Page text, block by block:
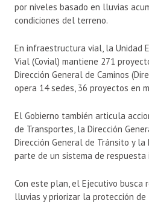
por niveles basado en lluvias
condiciones del terreno.
En infraestructura vial, la Unidad
Vial (Covial) mantiene 271
Dirección General de Caminos (
opera 14 sedes, 36 proyectos en
El Gobierno también articula
de Transportes, la Dirección
Dirección General de Tránsito y la
parte de un sistema de respuesta
Con este plan, el Ejecutivo busca
lluvias y priorizar la protección